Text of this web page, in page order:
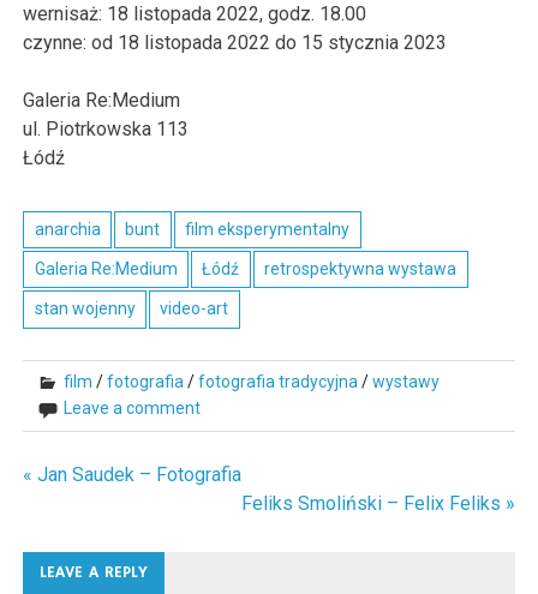
wernisaż: 18 listopada 2022, godz. 18.00
czynne: od 18 listopada 2022 do 15 stycznia 2023
Galeria Re:Medium
ul. Piotrkowska 113
Łódź
anarchia bunt film eksperymentalny
Galeria Re:Medium Łódź retrospektywna wystawa
stan wojenny video-art
film /fotografia /fotografia tradycyjna /wystawy
Leave a comment
Nawigacja
« Jan Saudek – Fotografia
Feliks Smoliński – Felix Feliks »
LEAVE A REPLY